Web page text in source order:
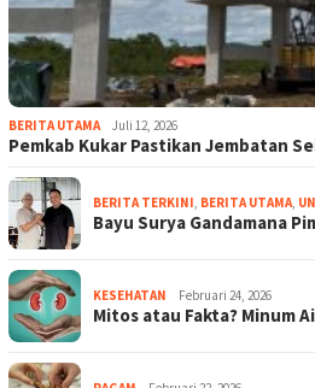
BERITA UTAMA Juli 12, 2026
Pemkab Kukar Pastikan Jembatan
BERITA TERKINI, BERITA UTAMA,
Bayu Surya Gandamana
KESEHATAN Februari 24, 2026
Mitos atau Fakta? Minum